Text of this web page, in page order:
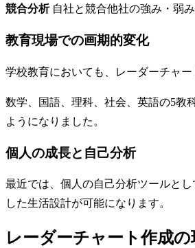
競合分析自社と競合他社の強み・弱
教育現場での画期的変化
学校教育においても、レーダーチャ
数学、国語、理科、社会、英語の5教
ようになりました。
個人の成長と自己分析
最近では、個人の自己分析ツールと
した生活設計が可能になります。
レーダーチャート作成